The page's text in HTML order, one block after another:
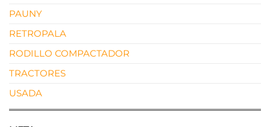
PAUNY
RETROPALA
RODILLO COMPACTADOR
TRACTORES
USADA